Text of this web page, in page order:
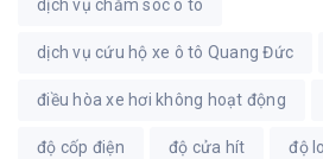
dịch vụ chăm sóc ô tô
dịch vụ cứu hộ xe ô tô Quang Đức
điều hòa xe hơi không hoạt động
độ cốp điện độ cửa hít độ